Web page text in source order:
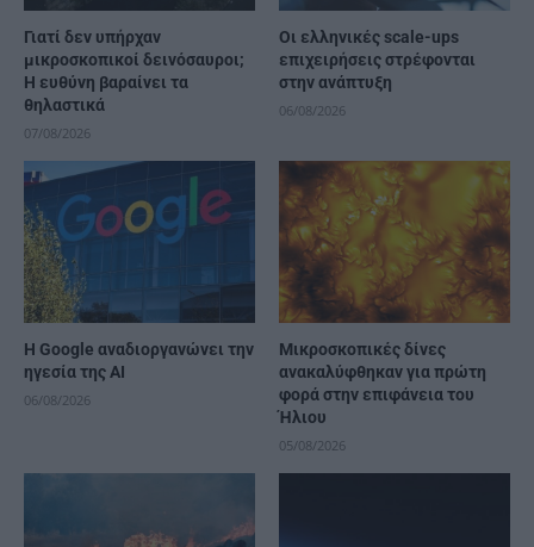
Γιατί δεν υπήρχαν
μικροσκοπικοί δεινόσαυροι;
Η ευθύνη βαραίνει τα
θηλαστικά
07/08/2026
Οι ελληνικές scale-ups
επιχειρήσεις στρέφονται
στην ανάπτυξη
06/08/2026
H Google αναδιοργανώνει την
ηγεσία της AI
06/08/2026
Μικροσκοπικές δίνες
ανακαλύφθηκαν για πρώτη
φορά στην επιφάνεια του
Ήλιου
05/08/2026